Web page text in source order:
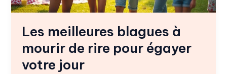
Les meilleures blagues à
mourir de rire pour égayer
votre jour
votre